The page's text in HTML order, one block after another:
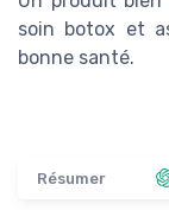
soin botox et
bonne santé.
Résumer